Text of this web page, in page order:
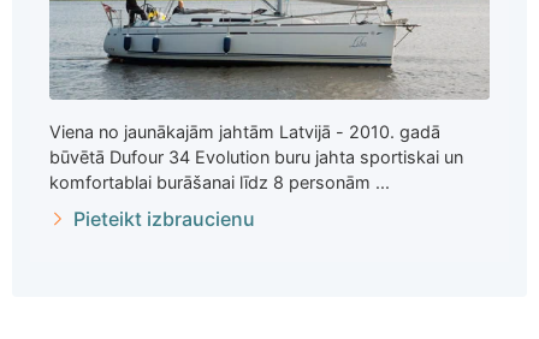
Viena no jaunākajām jahtām Latvijā - 2010. gadā
būvētā Dufour 34 Evolution buru jahta sportiskai un
komfortablai burāšanai līdz 8 personām ...
Pieteikt izbraucienu